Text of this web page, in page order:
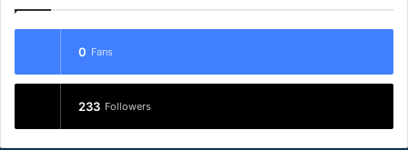
0 Fans
233 Followers